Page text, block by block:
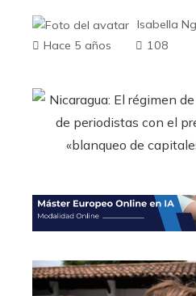
Isabella
Hace 5 años
108